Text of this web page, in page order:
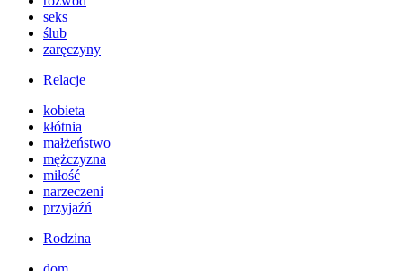
seks
ślub
zaręczyny
Relacje
kobieta
kłótnia
małżeństwo
mężczyzna
miłość
narzeczeni
przyjaźń
Rodzina